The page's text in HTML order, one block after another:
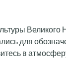
Великого
для
в